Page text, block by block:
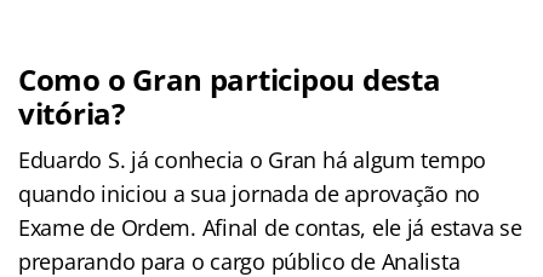
Como o Gran participou desta
vitória?
Eduardo S. já conhecia o Gran há algum tempo
quando iniciou a sua jornada de aprovação no
Exame de Ordem. Afinal de contas, ele já estava se
preparando para o cargo público de Analista